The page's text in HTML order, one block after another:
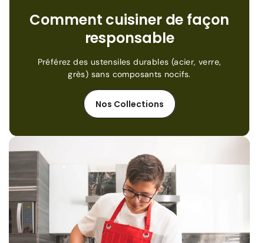
Comment cuisiner de façon
responsable
Préférez des ustensiles durables (acier, verre,
grès) sans composants nocifs.
Nos Collections